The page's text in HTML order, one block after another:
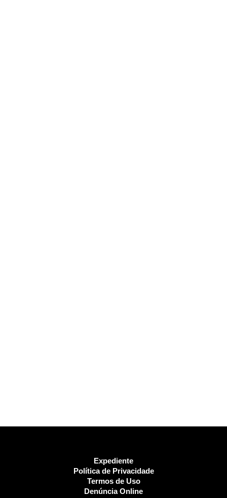
Expediente
Política de Privacidade
Termos de Uso
Denúncia Online